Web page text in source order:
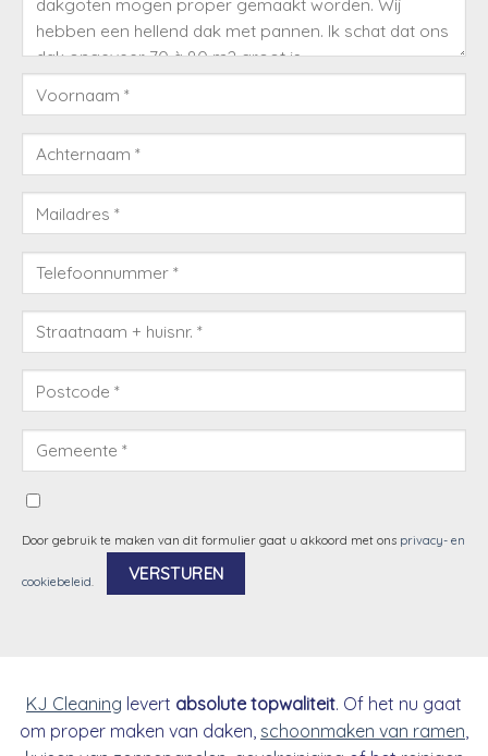
Door gebruik te maken van dit formulier gaat u akkoord met ons privacy- en
cookiebeleid.
KJ Cleaning levert absolute topwaliteit. Of het nu gaat
om proper maken van daken, schoonmaken van ramen